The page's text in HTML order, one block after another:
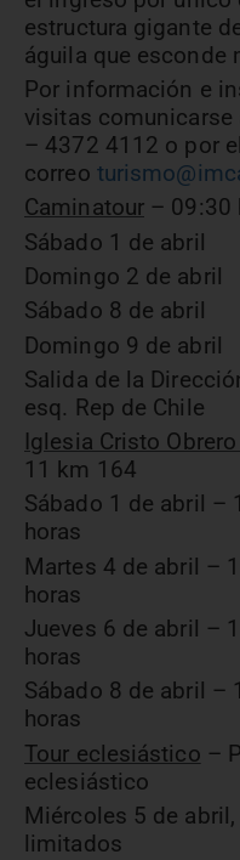
estructura gigante
águila que esconde
Por información e
visitas
– 4372 4112 o por el
correo
Caminatour – 09:30
Sábado 1 de abril
Domingo 2 de abril
Sábado 8 de abril
Domingo 9 de abril
Salida de la
esq. Rep de Chile
Iglesia Cristo Obrero
11 km 164
Sábado 1 de abril –
horas
Martes 4 de abril –
horas
Jueves 6 de abril –
horas
Sábado 8 de abril –
horas
Tour eclesiástico –
eclesiástico
Miércoles 5 de
limitados